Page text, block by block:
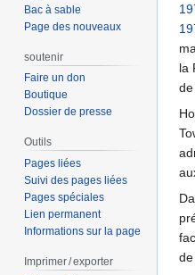
la
de
Bac à sable
Page des nouveaux
soutenir
Faire un don
Boutique
Dossier de presse
Outils
Pages liées
Suivi des pages liées
Pages spéciales
Lien permanent
Informations sur la page
Imprimer / exporter